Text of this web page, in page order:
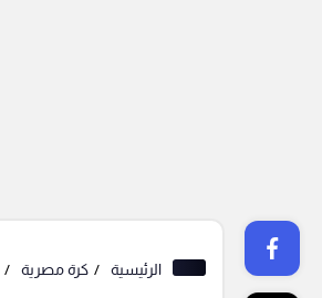
الرئيسية كرة مصرية